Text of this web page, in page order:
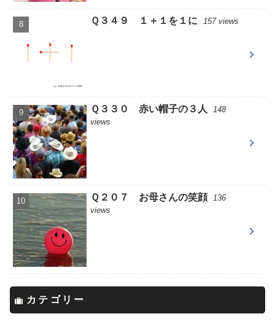
Ｑ３４９ １＋１を１に 157 views
Ｑ３３０ 赤い帽子の３人
148
views
Ｑ２０７ お母さんの笑顔 136
views
カテゴリー